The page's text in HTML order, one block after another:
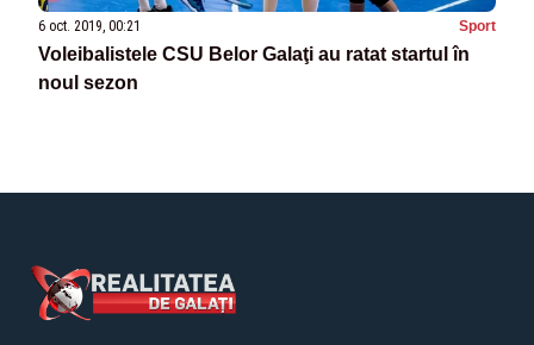
6 oct. 2019, 00:21 Sport
Voleibalistele CSU Belor Galaţi au ratat startul în
noul sezon